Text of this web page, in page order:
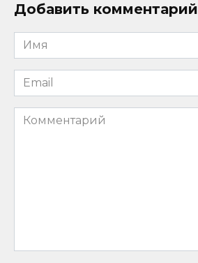
Добавить комментарий
Имя
*
Email
*
Комментарий